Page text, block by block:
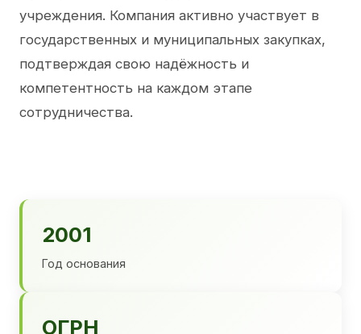
учреждения. Компания активно участвует в
государственных и муниципальных закупках,
подтверждая свою надёжность и
компетентность на каждом этапе
сотрудничества.
2001
Год основания
ОГРН